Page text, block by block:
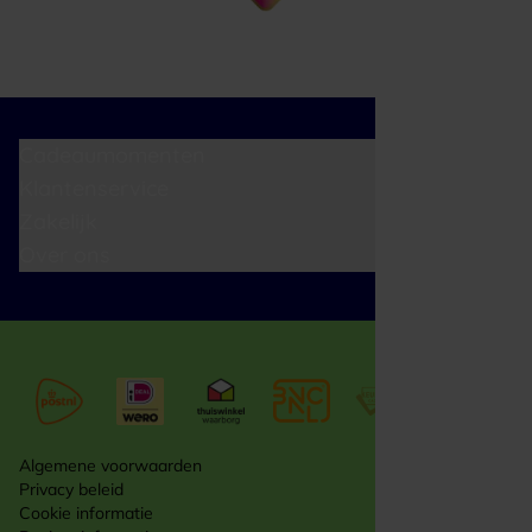
Algemene voorwaarden
Privacy beleid
Cookie informatie